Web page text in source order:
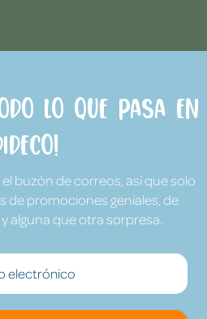
lo que pasa en
buzón de correos, así que solo
de promociones geniales, de
alguna que otra sorpresa.